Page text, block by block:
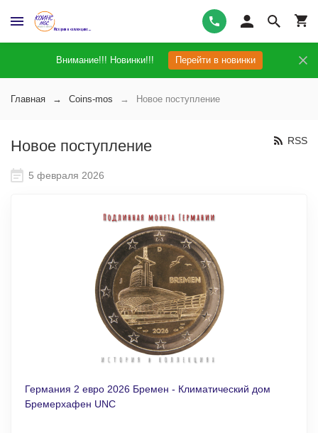
Внимание!!! Новинки!!! Перейти в новинки
Главная Coins-mos Новое поступление
Новое поступление RSS
5 февраля 2026
Германия 2 евро 2026 Бремен - Климатический дом
Бремерхафен UNC